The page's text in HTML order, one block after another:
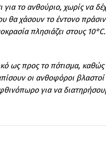
το ανθούριο, χωρίς να
θα χάσουν το έντονο
πλησιάζει στους
ως προς το πότισμα,
οι ανθοφόροι
για να